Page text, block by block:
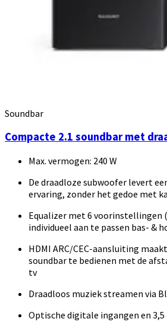
Soundbar
Compacte 2.1 soundbar met
Max. vermogen: 240 W
De draadloze subwoofer levert
ervaring, zonder het gedoe met
Equalizer met 6 voorinstellingen
individueel aan te passen bas- &
HDMI ARC/CEC-aansluiting
soundbar te bedienen met de
tv
Draadloos muziek streamen via
Optische digitale ingangen en